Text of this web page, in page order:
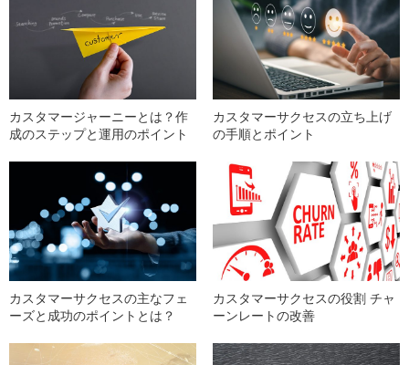
カスタマージャーニーとは？作
成のステップと運用のポイント
カスタマーサクセスの立ち上げ
の手順とポイント
カスタマーサクセスの主なフェ
ーズと成功のポイントとは？
カスタマーサクセスの役割 チャ
ーンレートの改善